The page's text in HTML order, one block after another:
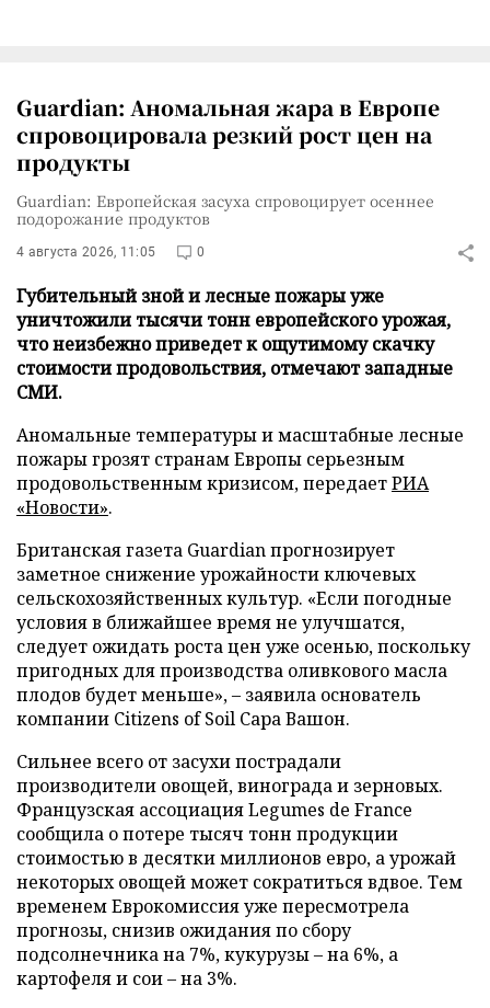
Guardian: Аномальная жара в Европе
спровоцировала резкий рост цен на
продукты
Guardian: Европейская засуха спровоцирует осеннее
подорожание продуктов
4 августа 2026, 11:05 0
Губительный зной и лесные пожары уже
уничтожили тысячи тонн европейского урожая,
что неизбежно приведет к ощутимому скачку
стоимости продовольствия, отмечают западные
СМИ.
Аномальные температуры и масштабные лесные
пожары грозят странам Европы серьезным
продовольственным кризисом, передаетРИА
«Новости».
Британская газета Guardian прогнозирует
заметное снижение урожайности ключевых
сельскохозяйственных культур. «Если погодные
условия в ближайшее время не улучшатся,
следует ожидать роста цен уже осенью, поскольку
пригодных для производства оливкового масла
плодов будет меньше», – заявила основатель
компании Citizens of Soil Сара Вашон.
Сильнее всего от засухи пострадали
производители овощей, винограда и зерновых.
Французская ассоциация Legumes de France
сообщила о потере тысяч тонн продукции
стоимостью в десятки миллионов евро, а урожай
некоторых овощей может сократиться вдвое. Тем
временем Еврокомиссия уже пересмотрела
прогнозы, снизив ожидания по сбору
подсолнечника на 7%, кукурузы – на 6%, а
картофеля и сои – на 3%.